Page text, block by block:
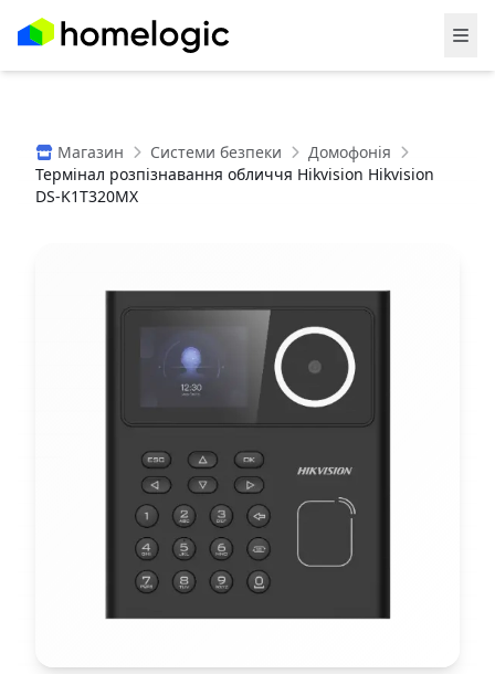
Магазин Системи безпеки
Домофонія
Термінал розпізнавання обличчя Hikvision Hikvision
DS-K1T320MX